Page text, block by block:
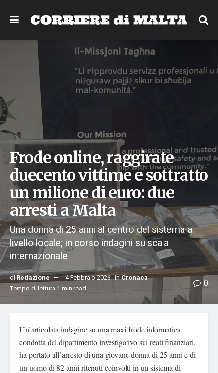
Frode online, raggirate
duecento vittime e sottratto
un milione di euro: due
arresti a Malta
Una donna di 25 anni al centro del sistema a
livello locale; in corso indagini su scala
internazionale
diRedazione 4 Febbraio 2026 inCronaca
Tempo di lettura:1 min read
0
Un’articolata indagine su una maxi-frode informatica,
condotta dal dipartimento investigativo sui reati finanziari,
ha portato all’arresto di una giovane donna di 25 anni e di
un uomo di 82 anni ritenuti coinvolti in un sistema di